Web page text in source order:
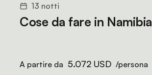
13 notti
Cose da fare in Namibia
A partire da 5.072 USD /persona